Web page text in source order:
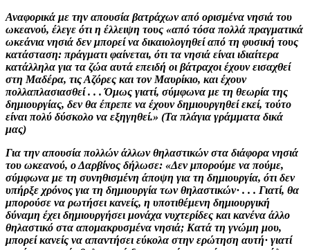
Αναφορικά με την απουσία βατράχων από ορισμένα νησιά του
ωκεανού, έλεγε ότι η έλλειψη τους «από τόσα πολλά πραγματικά
ωκεάνια νησιά δεν μπορεί να δικαιολογηθεί από τη φυσική τους
κατάσταση: πράγματι φαίνεται, ότι τα νησιά είναι ιδιαίτερα
κατάλληλα για τα ζώα αυτά επειδή οι βάτραχοι έχουν εισαχθεί
στη Μαδέρα, τις Αζόρες και τον Μαυρίκιο, και έχουν
πολλαπλασιασθεί . . . Όμως γιατί, σύμφωνα με τη θεωρία της
δημιουργίας, δεν θα έπρεπε να έχουν δημιουργηθεί εκεί, τούτο
είναι πολύ δύσκολο να εξηγηθεί.» (Τα πλάγια γράμματα δικά
μας)
Για την απουσία πολλών άλλων θηλαστικών στα διάφορα νησιά
του ωκεανού, ο Δαρβίνος δήλωσε: «Δεν μπορούμε να πούμε,
σύμφωνα με τη συνηθισμένη άποψη για τη δημιουργία, ότι δεν
υπήρξε χρόνος για τη δημιουργία των θηλαστικών· . . . Γιατί, θα
μπορούσε να ρωτήσει κανείς, η υποτιθέμενη δημιουργική
δύναμη έχει δημιουργήσει μονάχα νυχτερίδες και κανένα άλλο
θηλαστικό στα απομακρυσμένα νησιά; Κατά τη γνώμη μου,
μπορεί κανείς να απαντήσει εύκολα στην ερώτηση αυτή· γιατί